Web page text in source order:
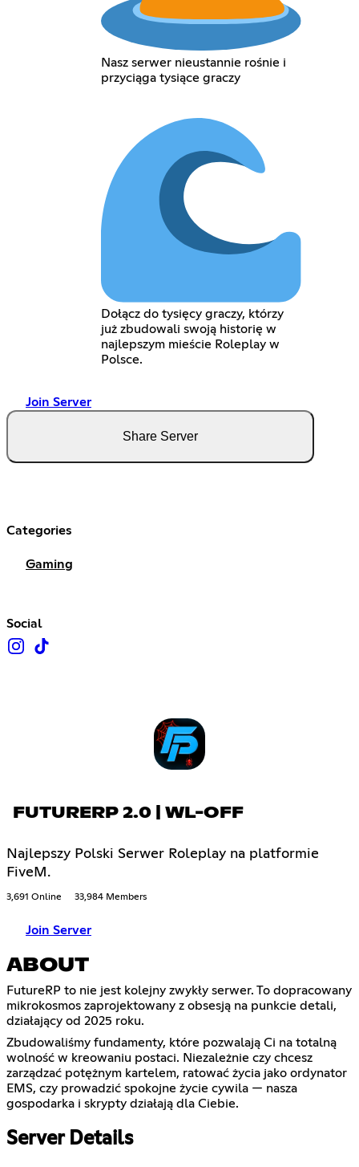
Nasz serwer nieustannie rośnie i
przyciąga tysiące graczy
Dołącz do tysięcy graczy, którzy
już zbudowali swoją historię w
najlepszym mieście Roleplay w
Polsce.
Join Server
Share Server
Categories
Gaming
Social
FUTURERP 2.0 | WL-OFF
Najlepszy Polski Serwer Roleplay na platformie
FiveM.
3,691 Online 33,984 Members
Join Server
ABOUT
FutureRP to nie jest kolejny zwykły serwer. To dopracowany
mikrokosmos zaprojektowany z obsesją na punkcie detali,
działający od 2025 roku.
Zbudowaliśmy fundamenty, które pozwalają Ci na totalną
wolność w kreowaniu postaci. Niezależnie czy chcesz
zarządzać potężnym kartelem, ratować życia jako ordynator
EMS, czy prowadzić spokojne życie cywila — nasza
gospodarka i skrypty działają dla Ciebie.
Server Details